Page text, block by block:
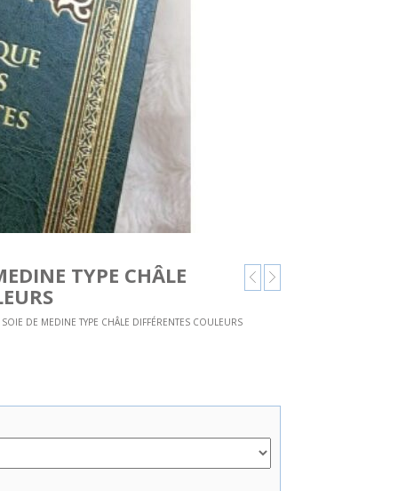
TYPE CHÂLE
DE MEDINE TYPE CHÂLE DIFFÉRENTES COULEURS